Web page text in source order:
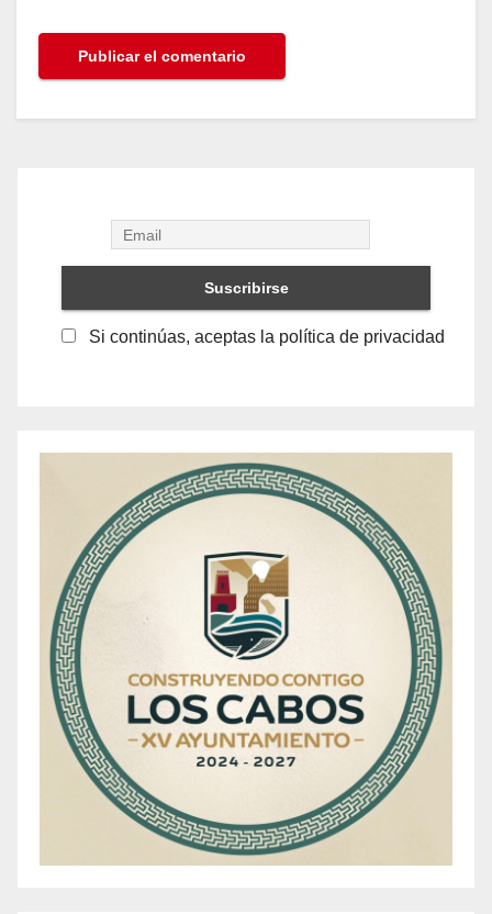
Si continúas, aceptas la política de privacidad